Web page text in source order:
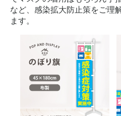
など、感染拡大防止策をご理
ます。